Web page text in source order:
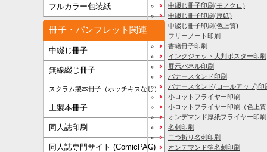
フルカラー包装紙
冊子・パンフレット関連
中綴じ冊子
無線綴じ冊子
スクラム製本冊子（ホッチキスなし）
上製本冊子
同人誌印刷
同人誌専門サイト (ComicPAC)
中綴じ冊子印刷(モノクロ)
中綴じ冊子印刷(厚紙)
中綴じ冊子印刷(色上質)
フリーノート印刷
書籍冊子印刷
インクジェット大判ポスター印刷
展示パネル印刷
バナースタンド印刷
バナースタンド(ロールアップ)印
小ロットフライヤー印刷
小ロットフライヤー印刷（色上
オンデマンド厚紙フライヤー印刷
名刺印刷
二つ折り名刺印刷
オンデマンド箔名刺印刷